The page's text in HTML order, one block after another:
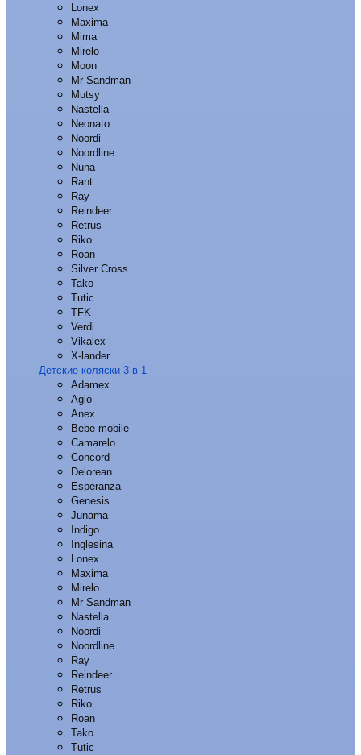
Lonex
Maxima
Mima
Mirelo
Moon
Mr Sandman
Mutsy
Nastella
Neonato
Noordi
Noordline
Nuna
Rant
Ray
Reindeer
Retrus
Riko
Roan
Silver Cross
Tako
Tutic
TFK
Verdi
Vikalex
X-lander
Детские коляски 3 в 1
Adamex
Agio
Anex
Bebe-mobile
Camarelo
Concord
Delorean
Esperanza
Genesis
Junama
Indigo
Inglesina
Lonex
Maxima
Mirelo
Mr Sandman
Nastella
Noordi
Noordline
Ray
Reindeer
Retrus
Riko
Roan
Tako
Tutic